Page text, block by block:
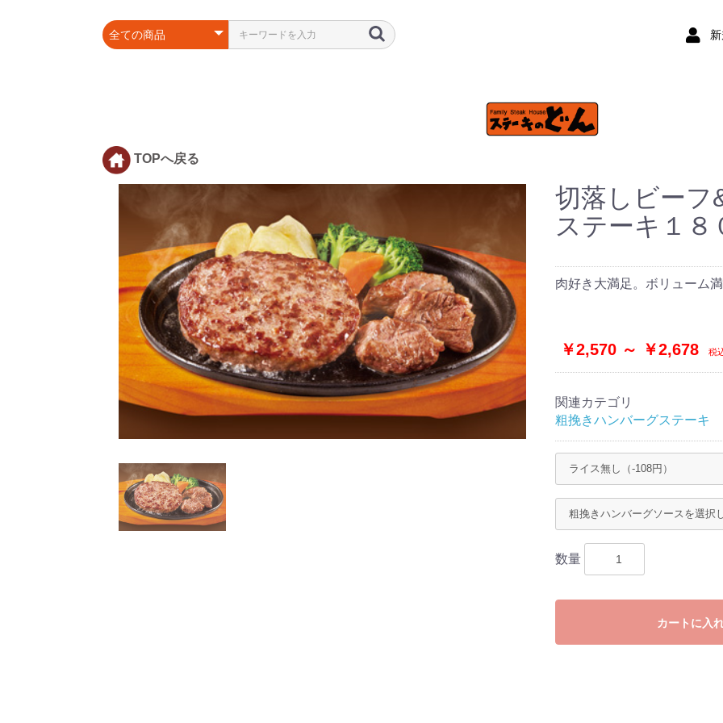
TOPへ戻る
切落しビーフ
ステーキ１８
肉好き大満足。ボリューム
￥2,570 ～ ￥2,678 税
関連カテゴリ
粗挽きハンバーグステーキ
数量
カートに入